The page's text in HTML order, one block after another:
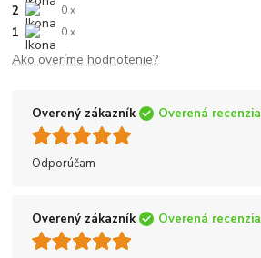
2 0 x
1 0 x
Ako overíme hodnotenie?
Overený zákazník Overená recenzia
Odporúčam
Overený zákazník Overená recenzia